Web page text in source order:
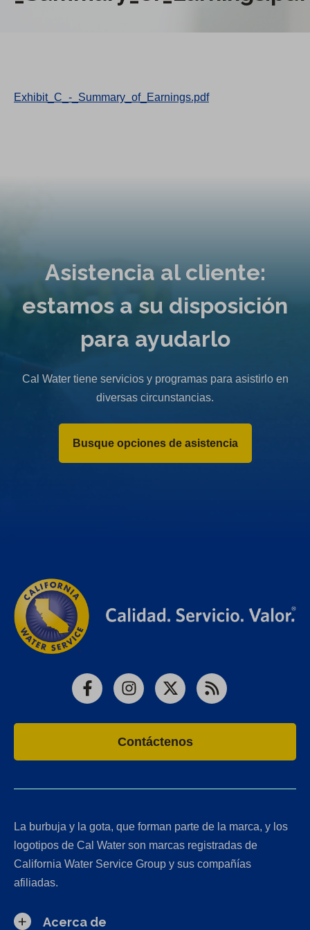
Exhibit_C_-_Summary_of_Earnings.pdf
Asistencia al cliente:
estamos a su disposición
para ayudarlo
Cal Water tiene servicios y programas para asistirlo en
diversas circunstancias.
Busque opciones de asistencia
FacebookInstagram
X RSS
Contáctenos
La burbuja y la gota, que forman parte de la marca, y los
logotipos de Cal Water son marcas registradas de
California Water Service Group y sus compañías
afiliadas.
Acerca de